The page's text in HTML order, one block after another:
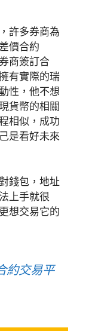
許多券商為
價合約
商簽訂合
有實際的瑞
性，他不想
貨幣的相關
相似，成功
是看好未來
錢包，地址
上手就很
想交易它的
約交易平